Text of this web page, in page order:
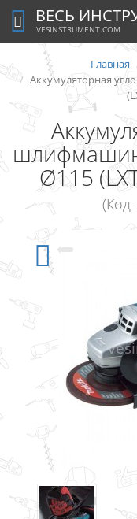
ВЕСЬ
VESINSTRUMENT.COM
Главная
Аккумуляторная
Ø115
(Код